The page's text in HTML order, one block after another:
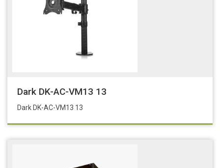
Dark DK-AC-VM13 13
Dark DK-AC-VM13 13